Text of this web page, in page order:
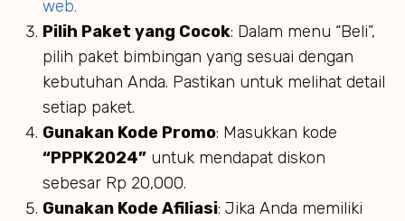
web.
Pilih Paket yang Cocok: Dalam menu “Beli”,
pilih paket bimbingan yang sesuai dengan
kebutuhan Anda. Pastikan untuk melihat detail
setiap paket.
Gunakan Kode Promo: Masukkan kode
“PPPK2024” untuk mendapat diskon
sebesar Rp 20,000.
Gunakan Kode Afiliasi: Jika Anda memiliki